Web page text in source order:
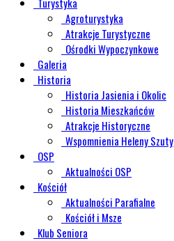
Agroturystyka
Atrakcje Turystyczne
Ośrodki Wypoczynkowe
Galeria
Historia
Historia Jasienia i Okolic
Historia Mieszkańców
Atrakcje Historyczne
Wspomnienia Heleny Szuty
OSP
Aktualności OSP
Kościół
Aktualności Parafialne
Kościół i Msze
Klub Seniora